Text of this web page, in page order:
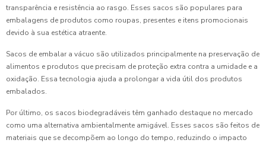
transparência e resistência ao rasgo. Esses sacos são populares para
embalagens de produtos como roupas, presentes e itens promocionais
devido à sua estética atraente.
Sacos de embalar a vácuo são utilizados principalmente na preservação de
alimentos e produtos que precisam de proteção extra contra a umidade e a
oxidação. Essa tecnologia ajuda a prolongar a vida útil dos produtos
embalados.
Por último, os sacos biodegradáveis têm ganhado destaque no mercado
como uma alternativa ambientalmente amigável. Esses sacos são feitos de
materiais que se decompõem ao longo do tempo, reduzindo o impacto